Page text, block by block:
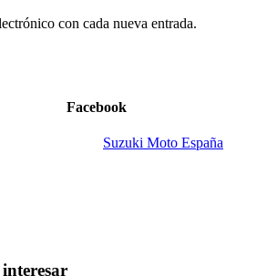
con cada nueva entrada.
Facebook
Suzuki Moto España